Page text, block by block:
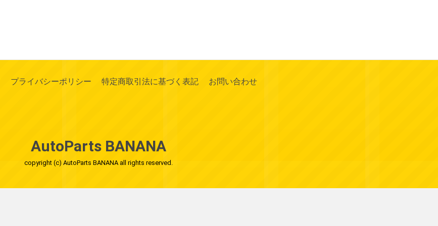
プライバシーポリシー 特定商取引法に基づく表記 お問い合わせ
AutoParts BANANA
copyright (c) AutoParts BANANA all rights reserved.